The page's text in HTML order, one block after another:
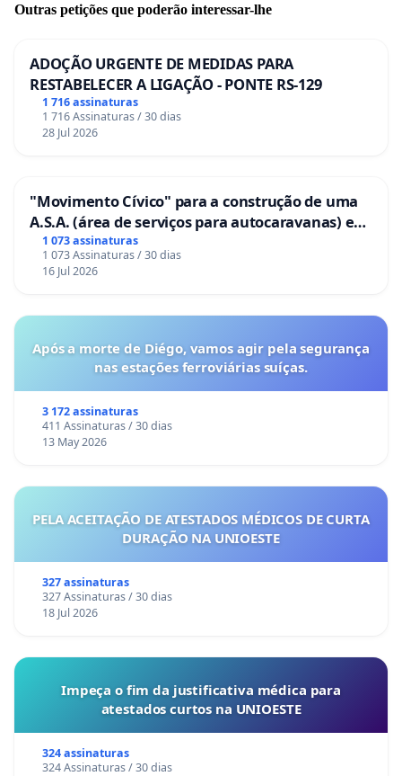
Outras petições que poderão interessar-lhe
ADOÇÃO URGENTE DE MEDIDAS PARA
RESTABELECER A LIGAÇÃO - PONTE RS-129
1 716 assinaturas
1 716 Assinaturas / 30 dias
28 Jul 2026
"Movimento Cívico" para a construção de uma
A.S.A. (área de serviços para autocaravanas) em
Coimbra
1 073 assinaturas
1 073 Assinaturas / 30 dias
16 Jul 2026
Após a morte de Diégo, vamos agir pela segurança
nas estações ferroviárias suíças.
3 172 assinaturas
411 Assinaturas / 30 dias
13 May 2026
PELA ACEITAÇÃO DE ATESTADOS MÉDICOS DE CURTA
DURAÇÃO NA UNIOESTE
327 assinaturas
327 Assinaturas / 30 dias
18 Jul 2026
Impeça o fim da justificativa médica para
atestados curtos na UNIOESTE
324 assinaturas
324 Assinaturas / 30 dias